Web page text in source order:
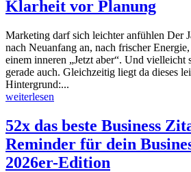
Klarheit vor Planung
Marketing darf sich leichter anfühlen Der
nach Neuanfang an, nach frischer
einem inneren „Jetzt aber“. Und vielleicht
gerade auch. Gleichzeitig liegt da dieses
Hintergrund:...
weiterlesen
52x das beste Business
Reminder für dein
2026er-Edition